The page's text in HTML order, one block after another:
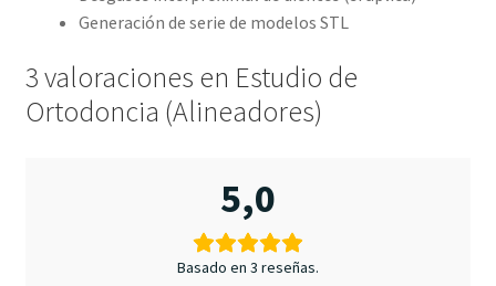
Generación de serie de modelos STL
3 valoraciones en Estudio de
Ortodoncia (Alineadores)
5,0
Basado en 3 reseñas.